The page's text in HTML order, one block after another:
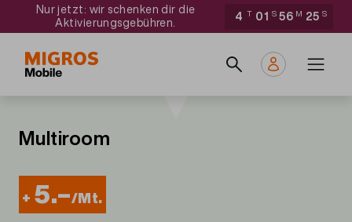
Direkt
zum
Inhalt
Navigate
to
home
page
Nur jetzt: wir schenken dir die
Aktivierungsgebühren.
4 T 01 S 56 M 25 S
navigation
Multiroom
+ 5.–/Mt.